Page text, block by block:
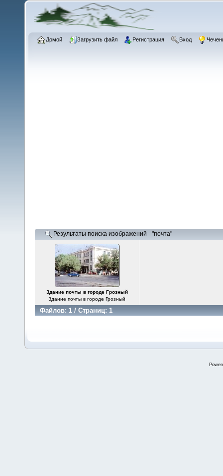
Домой Загрузить файл Регистрация Вход
Результаты поиска изображений - "почта"
Здание почты в городе Грозный
Здание почты в городе Грозный
Файлов: 1 / Страниц: 1